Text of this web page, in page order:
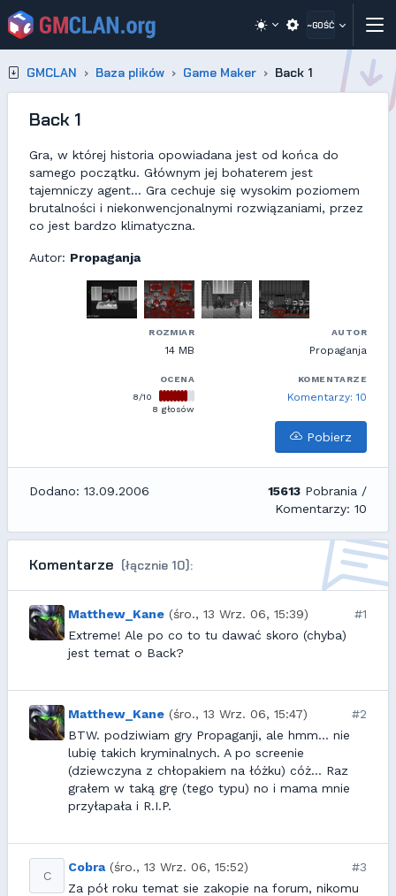
~GOŚĆ
GMCLAN Baza plików Game Maker Back 1
Back 1
Gra, w której historia opowiadana jest od końca do
samego początku. Głównym jej bohaterem jest
tajemniczy agent... Gra cechuje się wysokim poziomem
brutalności i niekonwencjonalnymi rozwiązaniami, przez
co jest bardzo klimatyczna.
Autor: Propaganja
ROZMIAR
14 MB
AUTOR
Propaganja
OCENA
8/10
8 głosów
KOMENTARZE
Komentarzy: 10
Pobierz
Dodano: 13.09.2006 15613 Pobrania /
Komentarzy: 10
Komentarze (łącznie 10):
Matthew_Kane (śro., 13 Wrz. 06, 15:39)
#1
Extreme! Ale po co to tu dawać skoro (chyba)
jest temat o Back?
Matthew_Kane (śro., 13 Wrz. 06, 15:47)
#2
BTW. podziwiam gry Propaganji, ale hmm... nie
lubię takich kryminalnych. A po screenie
(dziewczyna z chłopakiem na łóżku) cóż... Raz
grałem w taką grę (tego typu) no i mama mnie
przyłapała i R.I.P.
C
Cobra (śro., 13 Wrz. 06, 15:52)
#3
Za pół roku temat sie zakopie na forum, nikomu